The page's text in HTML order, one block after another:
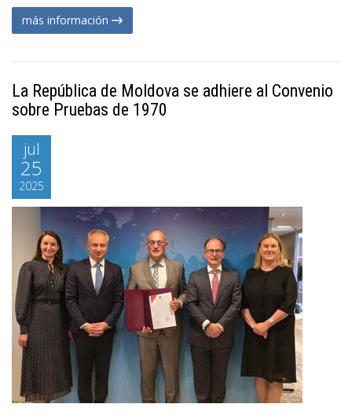
más información
La República de Moldova se adhiere al Convenio
sobre Pruebas de 1970
jul
25
2025